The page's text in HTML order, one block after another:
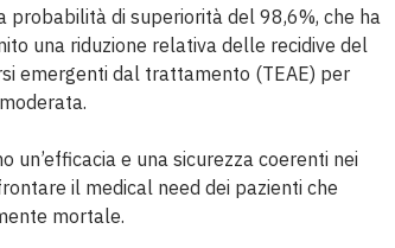
di superiorità del 98,6%, che ha
una riduzione relativa delle recidive del
emergenti dal trattamento (TEAE) per
un’efficacia e una sicurezza coerenti nei
il medical need dei pazienti che
mortale.